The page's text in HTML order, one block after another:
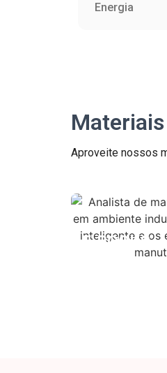
Energia
Materiais
Aproveite nossos
E-BOOKS